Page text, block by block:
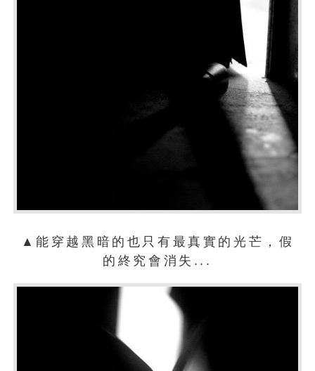
▲能穿越黑暗的也只有最真實的光芒，假
的終究會消失...